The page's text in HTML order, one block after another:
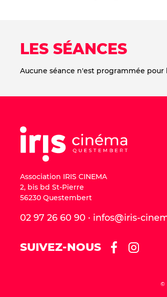
LES SÉANCES
Aucune séance n'est programmée
Association IRIS CINEMA
2, bis bd St-Pierre
56230 Questembert
02 97 26 60 90 · infos@iris-
SUIVEZ-NOUS
©